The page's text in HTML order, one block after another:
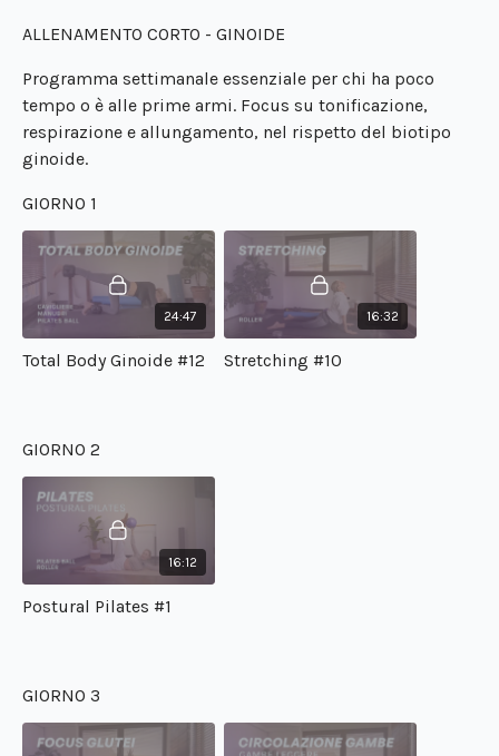
avvicina per la prima volta al metodo VDC. Gli allenamenti sono
attenzione alla respirazione e all'allungamento muscolare.
ALLENAMENTO LUNGO - GINOIDE
Un programma settimanale dedicato a chi può dedicare
almeno due ore all'allenamento e ha già familiarità con il
diversi props, con particolare attenzione alla respirazione e
all'allungamento muscolare.
Consigli utili:
Se non sei ancora completamente allenata, puoi eseguire il
programma utilizzando carichi più leggeri e bande elastiche
di minore intensità;
dell'allenamento;
defaticamento con le gambe in alto;
Concludi sempre con lo stretching.
ALLENAMENTO CORTO - GINOIDE
Programma settimanale essenziale per chi ha poco
tempo o è alle prime armi. Focus su tonificazione,
respirazione e allungamento, nel rispetto del biotipo
ginoide.
GIORNO 1
24:47
Total Body Ginoide #12
16:32
Stretching #10
GIORNO 2
16:12
Postural Pilates #1
GIORNO 3